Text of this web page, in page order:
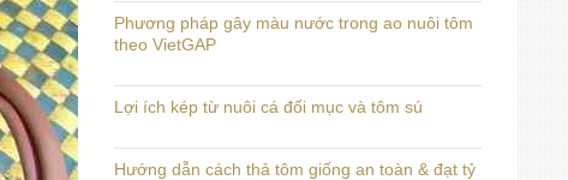
Phương pháp gây màu nước trong ao nuôi tôm
theo VietGAP
Lợi ích kép từ nuôi cá đối mục và tôm sú
Hướng dẫn cách thả tôm giống an toàn & đạt tỷ